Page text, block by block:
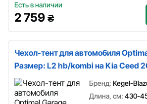
Есть в наличии
2 759 ₴
Чехол-тент для автомобиля
Размер: L2 hb/kombi на Kia Ceed
Бренд: Kegel-
Длина, см: 430-